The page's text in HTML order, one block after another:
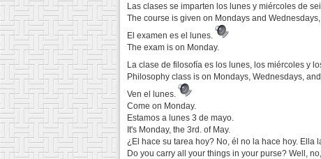
Las clases se imparten los lunes y miércoles de
The course is given on Mondays and
El examen es el lunes.
The exam is on Monday.
La clase de filosofía es los lunes, los miércoles y
Philosophy class is on Mondays, Wednesdays,
Ven el lunes.
Come on Monday.
Estamos a lunes 3 de mayo.
It's Monday, the 3rd. of May.
¿El hace su tarea hoy? No, él no la hace hoy. Ella
Do you carry all your things in your purse? Well,